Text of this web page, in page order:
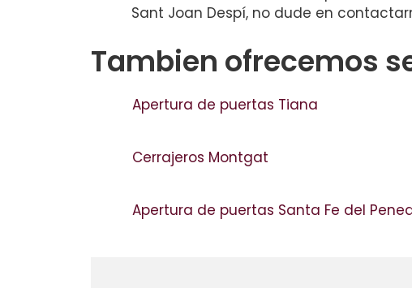
Sant Joan Despí, no dude en
Tambien ofrecemos
Apertura de puertas Tiana
Cerrajeros Montgat
Apertura de puertas Santa Fe del